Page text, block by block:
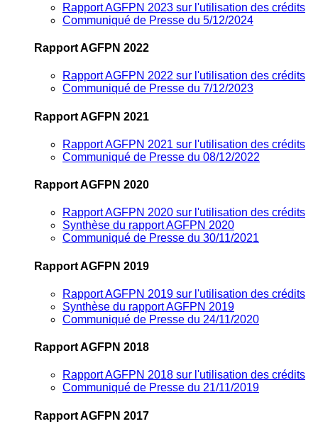
Rapport AGFPN 2023 sur l'utilisation des crédits
Communiqué de Presse du 5/12/2024
Rapport AGFPN 2022
Rapport AGFPN 2022 sur l'utilisation des crédits
Communiqué de Presse du 7/12/2023
Rapport AGFPN 2021
Rapport AGFPN 2021 sur l'utilisation des crédits
Communiqué de Presse du 08/12/2022
Rapport AGFPN 2020
Rapport AGFPN 2020 sur l'utilisation des crédits
Synthèse du rapport AGFPN 2020
Communiqué de Presse du 30/11/2021
Rapport AGFPN 2019
Rapport AGFPN 2019 sur l'utilisation des crédits
Synthèse du rapport AGFPN 2019
Communiqué de Presse du 24/11/2020
Rapport AGFPN 2018
Rapport AGFPN 2018 sur l'utilisation des crédits
Communiqué de Presse du 21/11/2019
Rapport AGFPN 2017